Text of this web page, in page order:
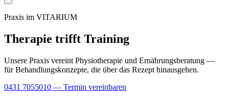
Praxis im VITARIUM
Therapie trifft Training
Unsere Praxis vereint Physiotherapie und Ernährungsberatung —
für Behandlungskonzepte, die über das Rezept hinausgehen.
0431 7055010 — Termin vereinbaren